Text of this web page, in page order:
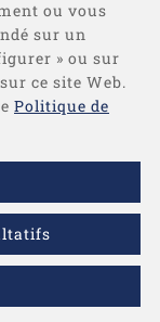
ou vous
sur un
» ou sur
ce site Web.
Politique de
/Conditions